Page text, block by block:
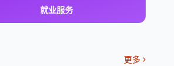
就业服务
更多